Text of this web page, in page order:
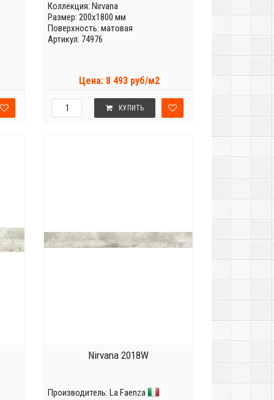
Коллекция: Nirvana
Размер: 200x1800 мм
Поверхность: матовая
Артикул: 74976
Цена: 8 493 руб/м2
КУПИТЬ
Nirvana 2018W
Производитель: La Faenza